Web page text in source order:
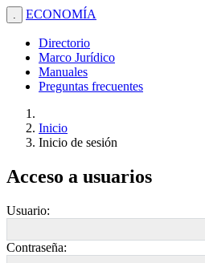
. ECONOMÍA
Directorio
Marco Jurídico
Manuales
Preguntas frecuentes
Inicio
Inicio de sesión
Acceso a usuarios
Usuario:
Contraseña: